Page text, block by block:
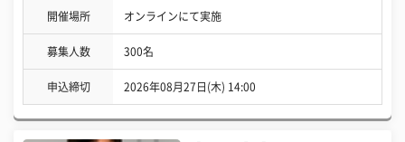
開催場所 オンラインにて実施
募集人数 300名
申込締切 2026年08月27日(木) 14:00